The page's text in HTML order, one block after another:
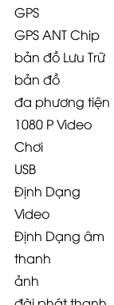
GPS
GPS ANT Chip
bản đồ Lưu Trữ
bản đồ
đa phương tiện
1080 P Video
Chơi
USB
Định Dạng
Video
Định Dạng âm
thanh
ảnh